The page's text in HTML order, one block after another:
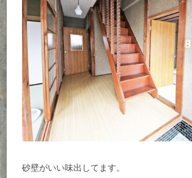
砂壁がいい味出してます。